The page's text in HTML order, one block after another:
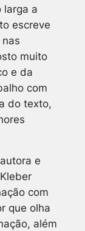
larga a
escreve
muito
e da
com
do texto,
e
com
que olha
além